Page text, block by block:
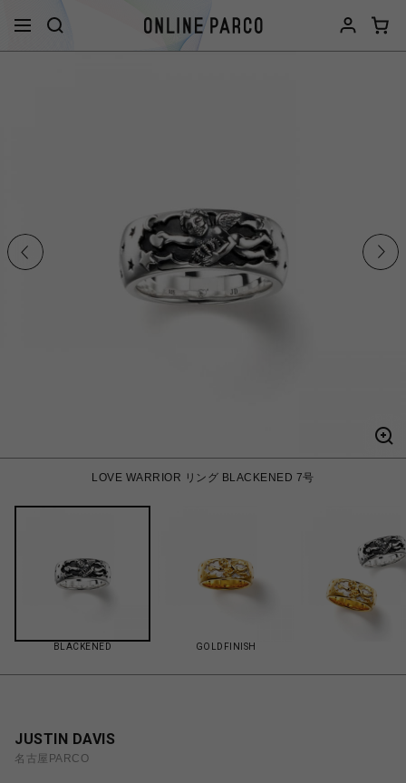
LOVE WARRIOR リング BLACKENED 7号
BLACKENED GOLDFINISH
JUSTIN DAVIS
名古屋PARCO